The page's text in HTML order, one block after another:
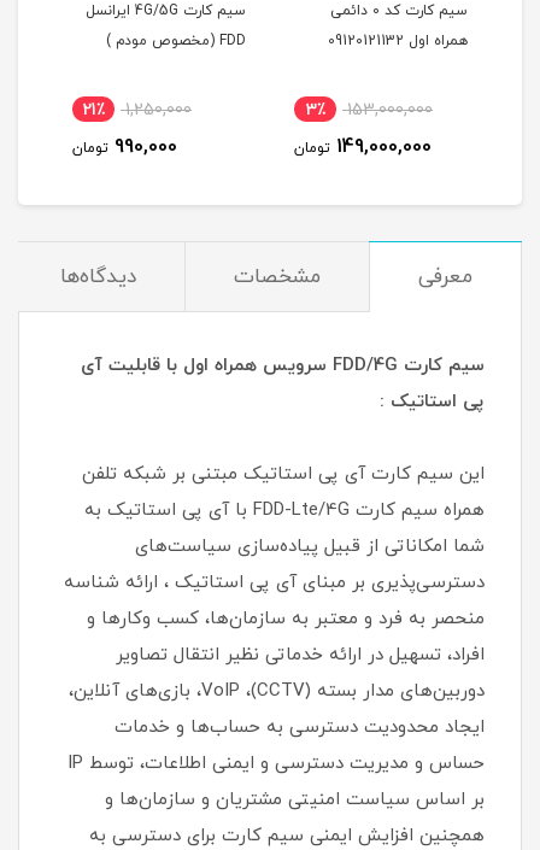
سیم کارت کد 0 دائمی
153,000,000 3٪
149,000,000 تومان
سیم کارت 4G/5G ایرانسل
1,250,000 21٪
تومان
معرفی مشخصات دیدگاه‌ها
سیم کارت FDD/4G سرویس همراه اول با قابلیت آی
پی استاتیک :
این سیم کارت آی پی استاتیک مبتنی بر شبکه تلفن
همراه سیم کارت FDD-Lte/4G با آی پی استاتیک به
شما امکاناتی از قبیل پیاده‌سازی سیاست‌های
دسترسی‌پذیری بر مبنای آی پی استاتیک ، ارائه شناسه
منحصر به فرد و معتبر به سازمان‌ها، کسب وکارها و
افراد، تسهیل در ارائه خدماتی نظیر انتقال تصاویر
دوربین‌های مدار بسته (CCTV)، VoIP، بازی‌های آنلاین،
ایجاد محدودیت دسترسی به حساب‌ها و خدمات
حساس و مدیریت دسترسی و ایمنی اطلاعات، توسط IP
بر اساس سیاست امنیتی مشتریان و سازمان‌ها و
همچنین افزایش ایمنی سیم کارت برای دسترسی به